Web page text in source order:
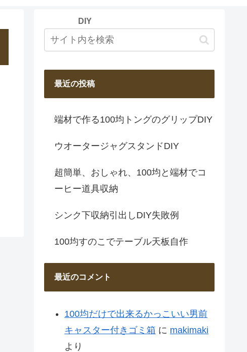
DIY
最近の投稿
端材で作る100均トングのグリップDIY
ウオータージャグスタンドDIY
超簡単、おしゃれ、100均と端材でコ
ーヒー道具収納
シンク下収納引出しDIY失敗例
100均すのこでテーブル天板自作
最近のコメント
100均だけで出来るかっこいい男前
キャスター付きゴミ箱 に makimaki
より